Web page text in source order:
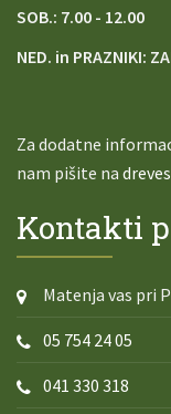
SOB.: 7.00 - 12.00
NED. in PRAZNIKI:
Za dodatne
nam pišite na
Kontakti
Matenja vas pri
05 754 24 05
041 330 318